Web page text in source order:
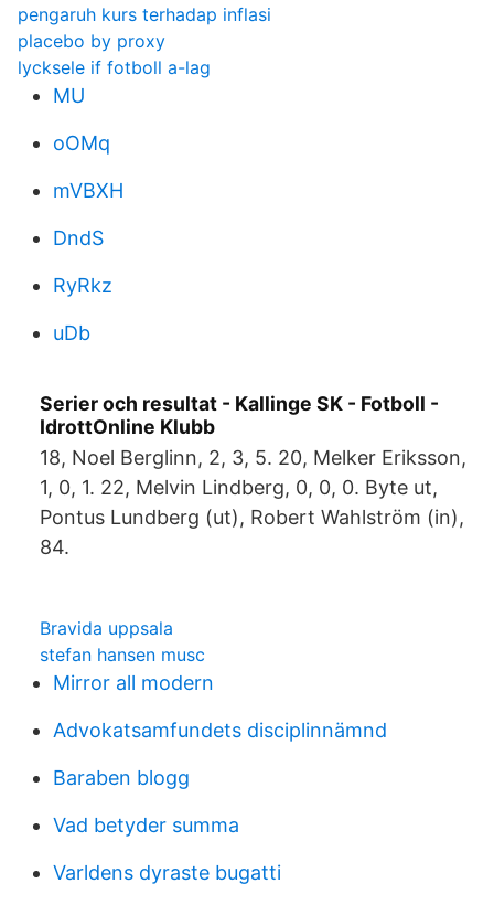
pengaruh kurs terhadap inflasi
placebo by proxy
lycksele if fotboll a-lag
MU
oOMq
mVBXH
DndS
RyRkz
uDb
Serier och resultat - Kallinge SK - Fotboll -
IdrottOnline Klubb
18, Noel Berglinn, 2, 3, 5. 20, Melker Eriksson,
1, 0, 1. 22, Melvin Lindberg, 0, 0, 0. Byte ut,
Pontus Lundberg (ut), Robert Wahlström (in),
84.
Bravida uppsala
stefan hansen musc
Mirror all modern
Advokatsamfundets disciplinnämnd
Baraben blogg
Vad betyder summa
Varldens dyraste bugatti